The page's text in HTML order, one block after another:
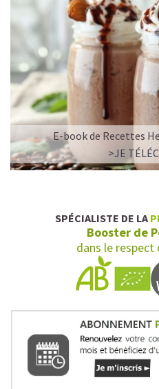
E-book de Recettes
>JE
SPÉCIALISTE DE LA
Booster de
dans le